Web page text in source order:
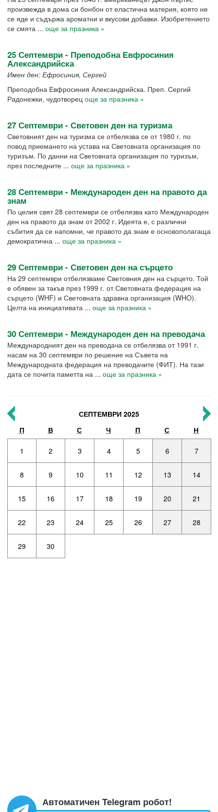
произвежда в дома си бонбон от еластична материя, която не
се яде и съдържа ароматни и вкусови добавки. Изобретението
се смята ... още за празника »
25 Септември - Преподобна Евфросиния
Александрийска
Имен ден: Ефросиния, Сергей
Преподобна Евфросиния Александрийска. Преп. Сергий
Радонежки, чудотворец още за празника »
27 Септември - Световен ден на туризма
Световният ден на туризма се отбелязва се от 1980 г. по
повод приемането на устава на Световната организация по
туризъм. По данни на Световната организация по туризъм,
през последните ... още за празника »
28 Септември - Международен ден на правото да
знам
По целия свят 28 септември се отбелязва като Международен
ден на правото да знам от 2002 г. Идеята е, с различни
събития да се напомни, че правото да знам е основополагаща
демократична ... още за празника »
29 Септември - Световен ден на сърцето
На 29 септември отбелязваме Световния ден на сърцето. Той
е обявен за такъв през 1999 г. от Световната федерация на
сърцето (WHF) и Световната здравна организация (WHO).
Целта на инициативата ... още за празника »
30 Септември - Международен ден на преводача
Международният ден на преводача се отбелязва от 1991 г.
насам на 30 септември по решение на Съвета на
Международната федерация на преводачите (ФИТ). На тази
дата се почита паметта на ... още за празника »
СЕПТЕМВРИ 2025
П
В С Ч П С Н
1 2 3 4 5 6 7
8 9 10 11 12 13 14
15 16 17 18 19 20 21
22 23 24 25 26 27 28
29 30
Автоматичен Telegram робот!